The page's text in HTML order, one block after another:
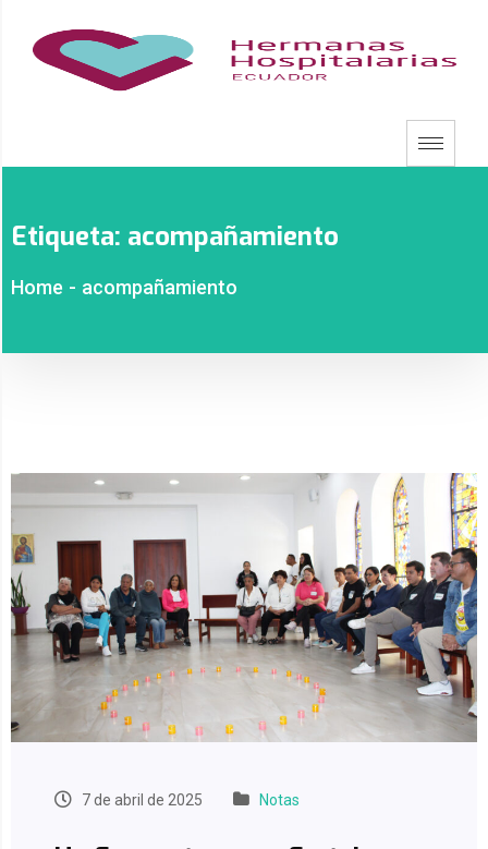
Etiqueta: acompañamiento
Home - acompañamiento
7 de abril de 2025 Notas